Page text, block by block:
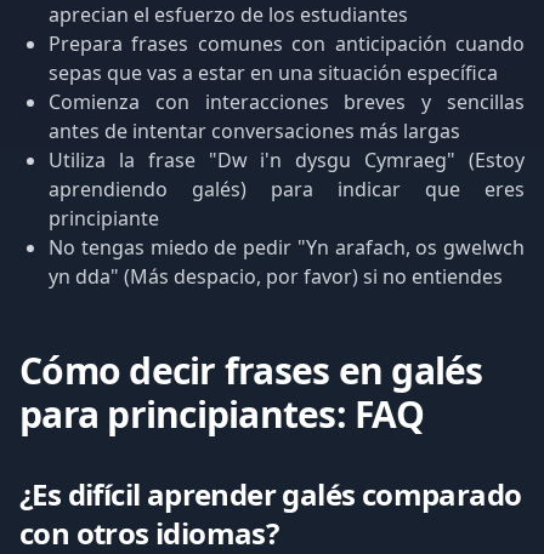
aprecian el esfuerzo de los estudiantes
Prepara frases comunes con anticipación cuando
sepas que vas a estar en una situación específica
Comienza con interacciones breves y sencillas
antes de intentar conversaciones más largas
Utiliza la frase "Dw i'n dysgu Cymraeg" (Estoy
aprendiendo galés) para indicar que eres
principiante
No tengas miedo de pedir "Yn arafach, os gwelwch
yn dda" (Más despacio, por favor) si no entiendes
Cómo decir frases en galés
para principiantes: FAQ
¿Es difícil aprender galés comparado
con otros idiomas?